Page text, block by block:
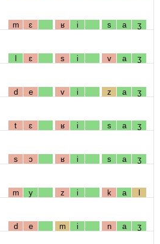
m ɛ ʁ i s a ʒ
l ɛ s i v a ʒ
d e v i z a ʒ
t ɛ ʁ i s a ʒ
s ɔ ʁ i s a ʒ
m y z i k a l
d e m i n a ʒ